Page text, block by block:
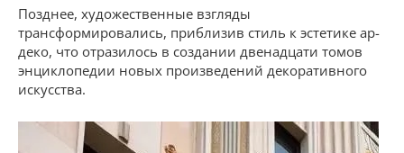
Позднее, художественные взгляды
трансформировались, приблизив стиль к эстетике ар-
деко, что отразилось в создании двенадцати томов
энциклопедии новых произведений декоративного
искусства.